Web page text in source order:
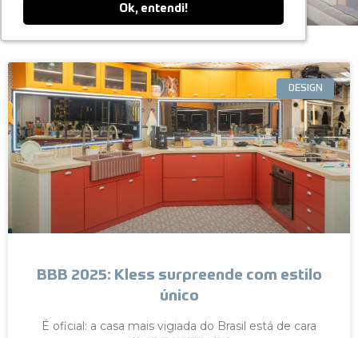
Ok, entendi!
Ok, entendi!
DESIGN
BBB 2025: Kless surpreende com estilo
único
É oficial: a casa mais vigiada do Brasil está de cara